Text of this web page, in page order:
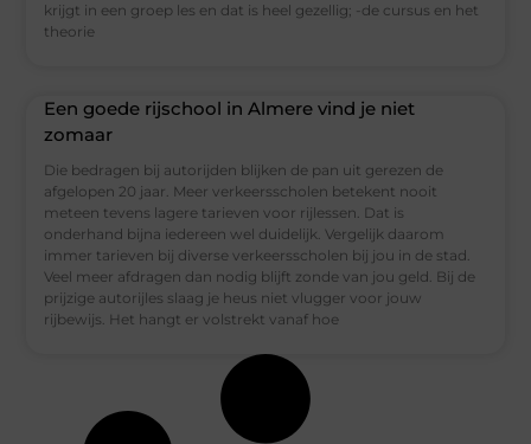
krijgt in een groep les en dat is heel gezellig; -de cursus en het
theorie
Een goede rijschool in Almere vind je niet
zomaar
Die bedragen bij autorijden blijken de pan uit gerezen de
afgelopen 20 jaar. Meer verkeersscholen betekent nooit
meteen tevens lagere tarieven voor rijlessen. Dat is
onderhand bijna iedereen wel duidelijk. Vergelijk daarom
immer tarieven bij diverse verkeersscholen bij jou in de stad.
Veel meer afdragen dan nodig blijft zonde van jou geld. Bij de
prijzige autorijles slaag je heus niet vlugger voor jouw
rijbewijs. Het hangt er volstrekt vanaf hoe